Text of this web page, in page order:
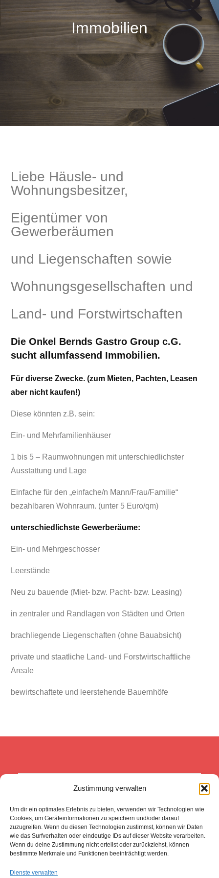
Zustimmung verwalten
Um dir ein optimales Erlebnis zu bieten, verwenden wir Technologien wie
Cookies, um Geräteinformationen zu speichern und/oder darauf
zuzugreifen. Wenn du diesen Technologien zustimmst, können wir Daten
wie das Surfverhalten oder eindeutige IDs auf dieser Website verarbeiten.
Wenn du deine Zustimmung nicht erteilst oder zurückziehst, können
bestimmte Merkmale und Funktionen beeinträchtigt werden.
Dienste verwalten
Immobilien
Liebe Häusle- und
Wohnungsbesitzer,
Eigentümer von
Gewerberäumen
und Liegenschaften sowie
Wohnungsgesellschaften und
Land- und Forstwirtschaften
Die Onkel Bernds Gastro Group c.G.
sucht allumfassend Immobilien.
Für diverse Zwecke. (zum Mieten, Pachten, Leasen
aber nicht kaufen!)
Diese könnten z.B. sein:
Ein- und Mehrfamilienhäuser
1 bis 5 – Raumwohnungen mit unterschiedlichster
Ausstattung und Lage
Einfache für den „einfache/n Mann/Frau/Familie“
bezahlbaren Wohnraum. (unter 5 Euro/qm)
unterschiedlichste Gewerberäume:
Ein- und Mehrgeschosser
Leerstände
Neu zu bauende (Miet- bzw. Pacht- bzw. Leasing)
in zentraler und Randlagen von Städten und Orten
brachliegende Liegenschaften (ohne Bauabsicht)
private und staatliche Land- und Forstwirtschaftliche
Areale
bewirtschaftete und leerstehende Bauernhöfe
Was wir heute tun, entscheidet
aussieht. (Boris Pasternak -FNPT)